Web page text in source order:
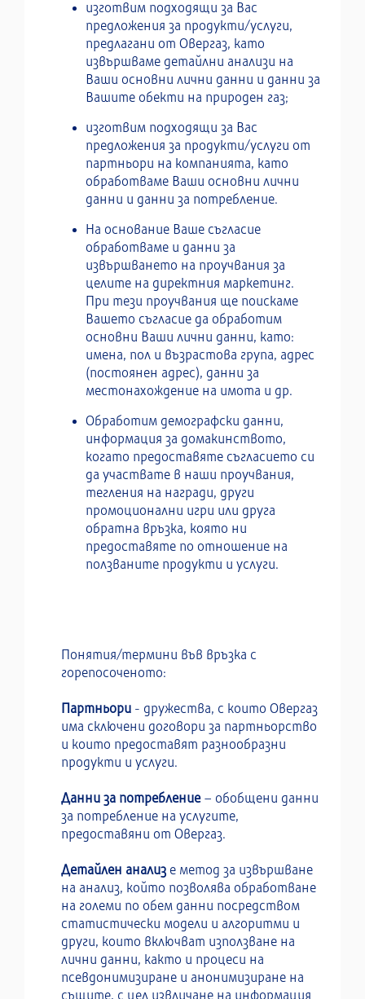
изготвим подходящи за Вас
предложения за продукти/услуги,
предлагани от Овергаз, като
извършваме детайлни анализи на
Ваши основни лични данни и данни за
Вашите обекти на природен газ;
изготвим подходящи за Вас
предложения за продукти/услуги от
партньори на компанията, като
обработваме Ваши основни лични
данни и данни за потребление.
На основание Ваше съгласие
обработваме и данни за
извършването на проучвания за
целите на директния маркетинг.
При тези проучвания ще поискаме
Вашето съгласие да обработим
основни Ваши лични данни, като:
имена, пол и възрастова група, адрес
(постоянен адрес), данни за
местонахождение на имота и др.
Обработим демографски данни,
информация за домакинството,
когато предоставяте съгласието си
да участвате в наши проучвания,
тегления на награди, други
промоционални игри или друга
обратна връзка, която ни
предоставяте по отношение на
ползваните продукти и услуги.
Понятия/термини във връзка с
горепосоченото:
Партньори - дружества, с които Овергаз
има сключени договори за партньорство
и които предоставят разнообразни
продукти и услуги.
Данни за потребление– обобщени данни
за потребление на услугите,
предоставяни от Овергаз.
Детайлен анализ е метод за извършване
на анализ, който позволява обработване
на големи по обем данни посредством
статистически модели и алгоритми и
други, които включват използване на
лични данни, както и процеси на
псевдонимизиране и анонимизиране на
същите, с цел извличане на информация